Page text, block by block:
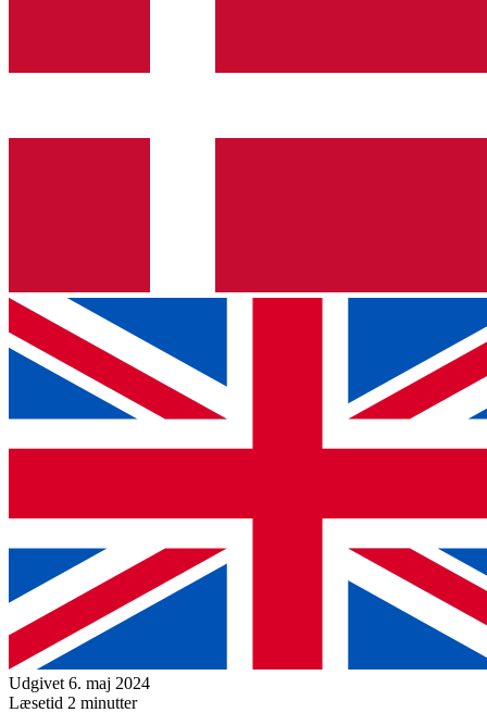
Udgivet 6. maj 2024
Læsetid 2 minutter